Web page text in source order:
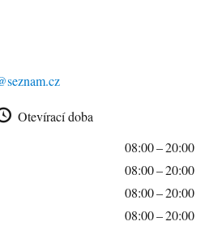
Otevírací doba
08:00 – 20:00
08:00 – 20:00
08:00 – 20:00
08:00 – 20:00